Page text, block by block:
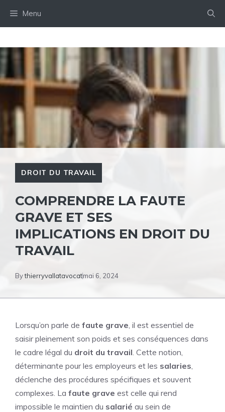
Menu
DROIT DU TRAVAIL
COMPRENDRE LA FAUTE
GRAVE ET SES
IMPLICATIONS EN DROIT DU
TRAVAIL
Bythierryvallatavocatmai 6, 2024
Lorsqu’on parle de faute grave, il est essentiel de
saisir pleinement son poids et ses conséquences dans
le cadre légal du droit du travail. Cette notion,
déterminante pour les employeurs et les salaries,
déclenche des procédures spécifiques et souvent
complexes. La faute grave est celle qui rend
impossible le maintien du salarié au sein de